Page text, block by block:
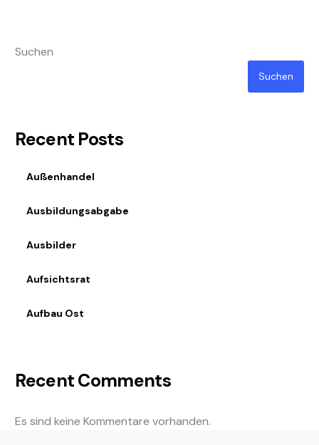
Suchen
Suchen
Recent Posts
Außenhandel
Ausbildungsabgabe
Ausbilder
Aufsichtsrat
Aufbau Ost
Recent Comments
Es sind keine Kommentare vorhanden.